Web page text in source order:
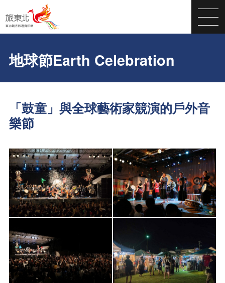
地球節Earth Celebration
「鼓童」與全球藝術家競演的戶外音
樂節